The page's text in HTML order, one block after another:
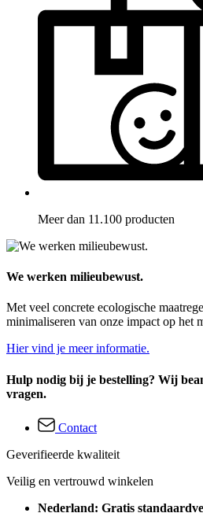
Meer dan 11.100 producten
We werken milieubewust.
Met veel concrete ecologische
minimaliseren van onze impact op het
Hier vind je meer informatie.
Hulp nodig bij je bestelling? Wij
vragen.
Contact
Geverifieerde kwaliteit
Veilig en vertrouwd winkelen
Nederland: Gratis